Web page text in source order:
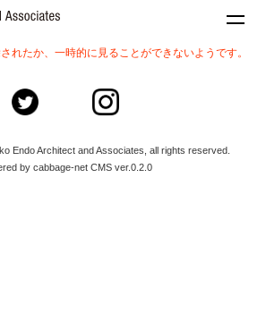
れたか、一時的に見ることができないようです。
Endo Architect and Associates, all rights reserved.
by cabbage-net CMS ver.0.2.0